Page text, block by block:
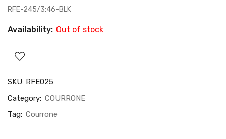
RFE-245/3:46-BLK
Availability: Out of stock
SKU: RFE025
Category: COURRONE
Tag: Courrone